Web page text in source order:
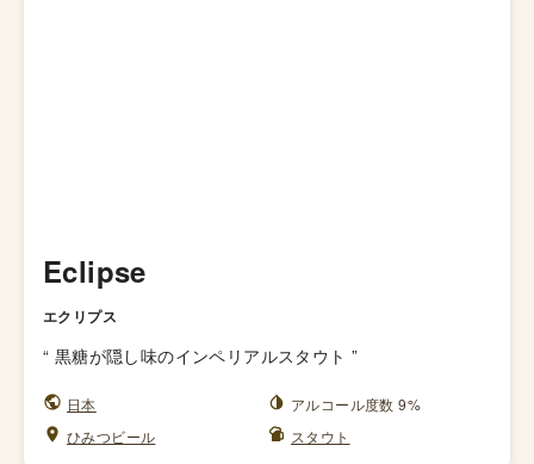
Eclipse
エクリプス
“ 黒糖が隠し味のインペリアルスタウト ”
日本
アルコール度数 9%
ひみつビール
スタウト